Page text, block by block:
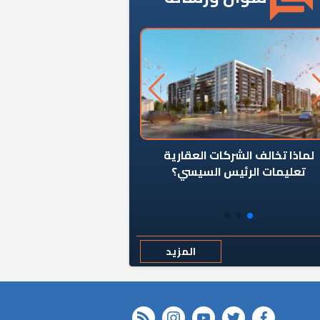
من يوقف سرطان الأبراج السكنية
المخالفة ياحكومة؟
المزيد